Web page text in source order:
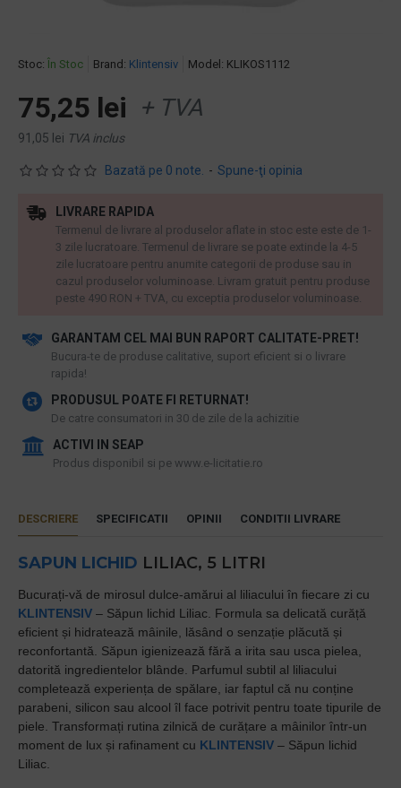
Stoc: În Stoc Brand: Klintensiv Model: KLIKOS1112
Bazată pe 0 note. - Spune-ţi opinia
75,25 lei + TVA
91,05 lei TVA inclus
GARANTAM CEL MAI BUN RAPORT CALITATE-PRET!
​Bucura-te de produse calitative, suport eficient si o livrare
rapida!
PRODUSUL POATE FI RETURNAT!
De catre consumatori in 30 de zile de la achizitie
ACTIVI IN SEAP
Produs disponibil si pe www.e-licitatie.ro
LIVRARE RAPIDA
Termenul de livrare al produselor aflate in stoc este este de 1-
3 zile lucratoare. Termenul de livrare se poate extinde la 4-5
zile lucratoare pentru anumite categorii de produse sau in
cazul produselor voluminoase. Livram gratuit pentru produse
peste 490 RON + TVA, cu exceptia produselor voluminoase.
DESCRIERE SPECIFICATII OPINII CONDITII LIVRARE
SAPUN LICHID LILIAC, 5 LITRI
Bucurați-vă de mirosul dulce-amărui al liliacului în fiecare zi cu
KLINTENSIV – Săpun lichid Liliac. Formula sa delicată curăță
eficient și hidratează mâinile, lăsând o senzație plăcută și
reconfortantă. Săpun igienizează fără a irita sau usca pielea,
datorită ingredientelor blânde. Parfumul subtil al liliacului
completează experiența de spălare, iar faptul că nu conține
parabeni, silicon sau alcool îl face potrivit pentru toate tipurile de
piele. Transformați rutina zilnică de curățare a mâinilor într-un
moment de lux și rafinament cu KLINTENSIV – Săpun lichid
Liliac.